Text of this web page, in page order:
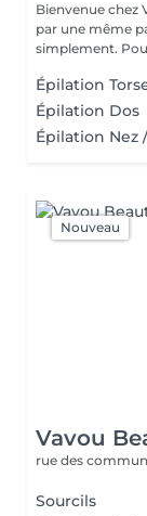
Bienvenue chez Vice Versa Nous
par une même
simplement.
Épilation
Épilation Dos
Épilation Nez
Nouveau
Vavou
rue des
Sourcils